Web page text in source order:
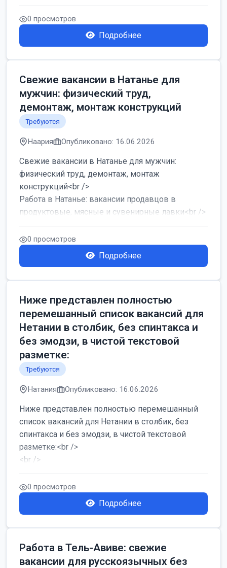
женщин от хозя...
0 просмотров
Подробнее
Свежие вакансии в Натанье для
мужчин: физический труд,
демонтаж, монтаж конструкций
Требуются
Наария Опубликовано: 16.06.2026
Свежие вакансии в Натанье для мужчин:
физический труд, демонтаж, монтаж
конструкций<br />
Работа в Натанье: вакансии продавцов в
продуктовые, мясные и сувенирные лавки<br />
Разнорабочий на сборку м...
0 просмотров
Подробнее
Ниже представлен полностью
перемешанный список вакансий для
Нетании в столбик, без спинтакса и
без эмодзи, в чистой текстовой
разметке:
Требуются
Натания Опубликовано: 16.06.2026
Ниже представлен полностью перемешанный
список вакансий для Нетании в столбик, без
спинтакса и без эмодзи, в чистой текстовой
разметке:<br />
<br />
Работа в Нетании на мебельном производстве:
требу...
0 просмотров
Подробнее
Работа в Тель-Авиве: свежие
вакансии для русскоязычных без